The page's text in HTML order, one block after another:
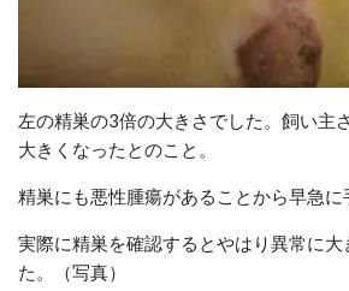
左の精巣の3倍の大きさでした。飼い主
大きくなったとのこと。
精巣にも悪性腫瘍があることから早急に
実際に精巣を確認するとやはり異常に大
た。（写真）